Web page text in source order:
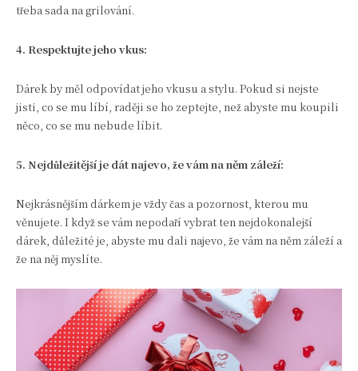
třeba sada na grilování.
4. Respektujte jeho vkus:
Dárek by měl odpovídat jeho vkusu a stylu. Pokud si nejste
jisti, co se mu líbí, raději se ho zeptejte, než abyste mu koupili
něco, co se mu nebude líbit.
5. Nejdůležitější je dát najevo, že vám na něm záleží:
Nejkrásnějším dárkem je vždy čas a pozornost, kterou mu
věnujete. I když se vám nepodaří vybrat ten nejdokonalejší
dárek, důležité je, abyste mu dali najevo, že vám na něm záleží a
že na něj myslíte.